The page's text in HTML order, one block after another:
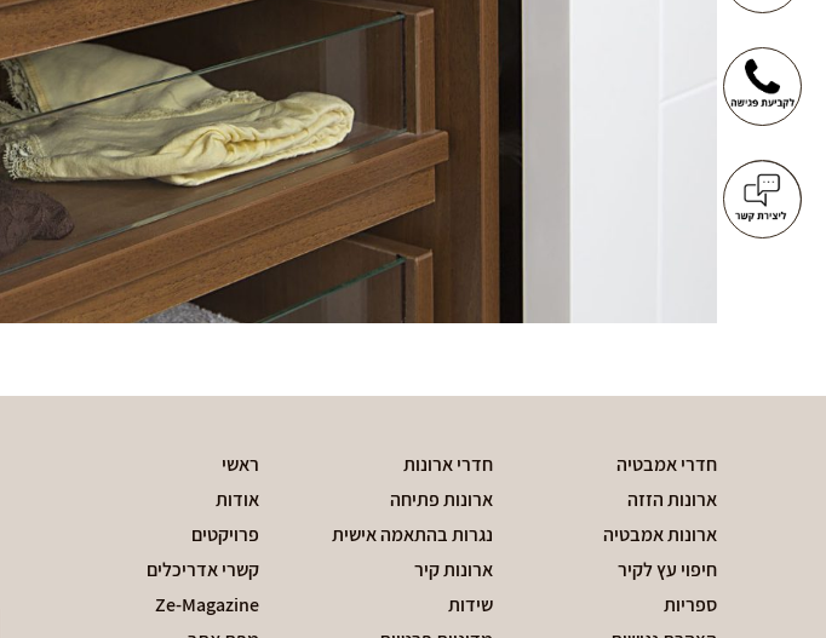
חדרי אמבטיה
חדרי ארונות
ארונות הזזה
ארונות פתיחה
ארונות אמבטיה
נגרות בהתאמה אישית
חיפוי עץ לקיר
ארונות קיר
ספריות
שידות
ראשי
אודות
פרויקטים
קשרי אדריכלים
Ze-Magazine